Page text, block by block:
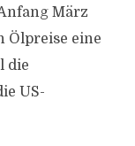
März
Ölpreise eine
die
US-